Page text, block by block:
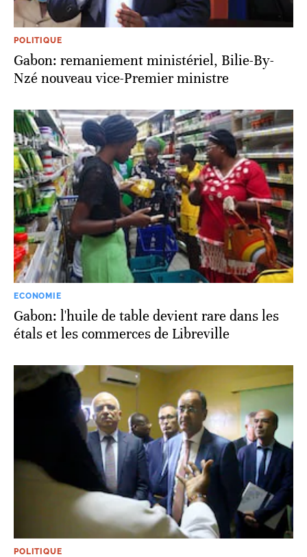
POLITIQUE
Gabon: remaniement ministériel, Bilie-By-
Nzé nouveau vice-Premier ministre
ECONOMIE
Gabon: l'huile de table devient rare dans les
étals et les commerces de Libreville
POLITIQUE